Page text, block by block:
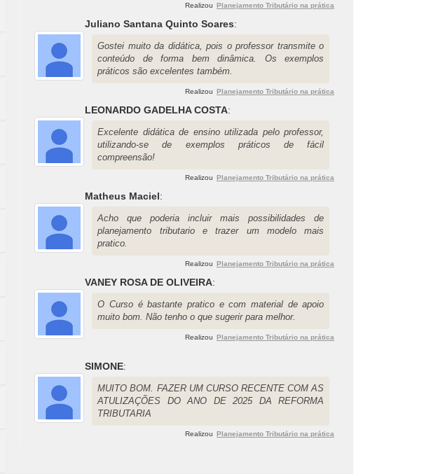
Realizou Planejamento Tributário na prática
Juliano Santana Quinto Soares:
Gostei muito da didática, pois o professor transmite o
conteúdo de forma bem dinâmica. Os exemplos
práticos são excelentes também.
Realizou Planejamento Tributário na prática
LEONARDO GADELHA COSTA:
Excelente didática de ensino utilizada pelo professor,
utilizando-se de exemplos práticos de fácil
compreensão!
Realizou Planejamento Tributário na prática
Matheus Maciel:
Acho que poderia incluir mais possibilidades de
planejamento tributario e trazer um modelo mais
pratico.
Realizou Planejamento Tributário na prática
VANEY ROSA DE OLIVEIRA:
O Curso é bastante pratico e com material de apoio
muito bom. Não tenho o que sugerir para melhor.
Realizou Planejamento Tributário na prática
SIMONE:
MUITO BOM. FAZER UM CURSO RECENTE COM AS
ATULIZAÇÕES DO ANO DE 2025 DA REFORMA
TRIBUTARIA
Realizou Planejamento Tributário na prática